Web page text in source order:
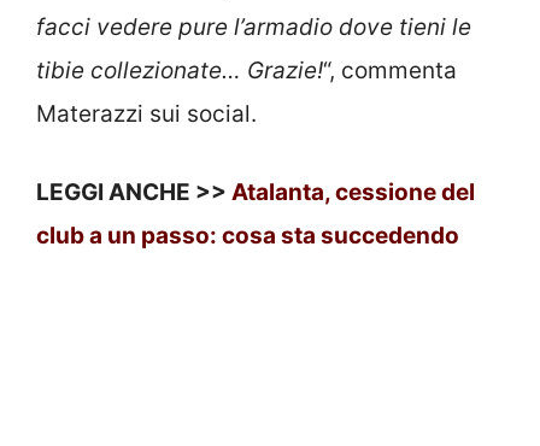
facci vedere pure l’armadio dove tieni le
tibie collezionate… Grazie!“, commenta
Materazzi sui social.
LEGGI ANCHE >> Atalanta, cessione del
club a un passo: cosa sta succedendo